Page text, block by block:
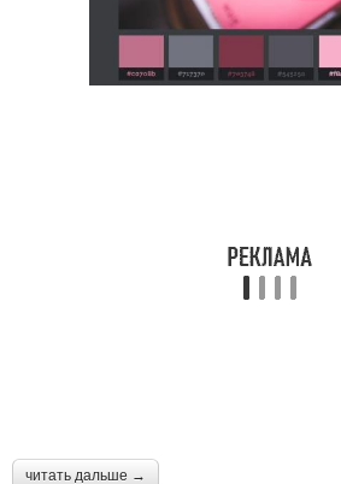
читать дальше →